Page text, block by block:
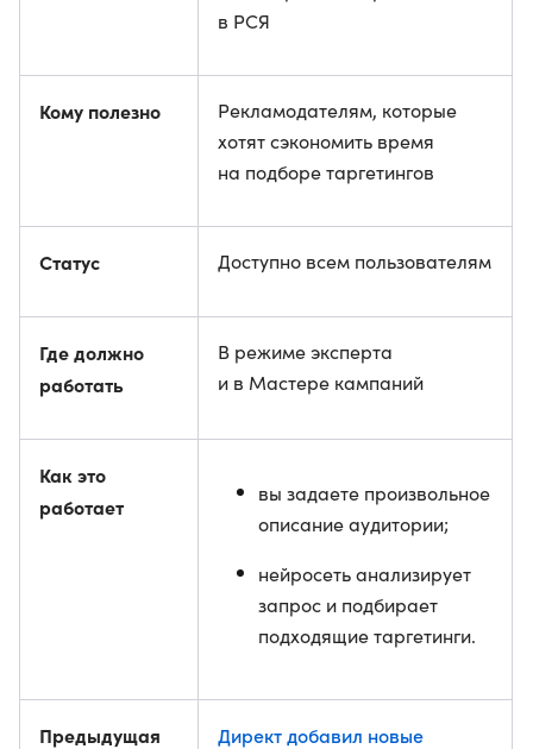
в РСЯ
Кому полезно
Рекламодателям, которые
хотят сэкономить время
на подборе таргетингов
Статус Доступно всем пользователям
Где должно
работать
В режиме эксперта
и в Мастере кампаний
Как это
работает
вы задаете произвольное
описание аудитории;
нейросеть анализирует
запрос и подбирает
подходящие таргетинги.
Предыдущая
Директ добавил новые